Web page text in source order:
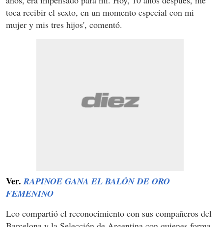
toca recibir el sexto, en un momento especial con mi
mujer y mis tres hijos', comentó.
Ver.RAPINOE GANA EL BALÓN DE ORO
FEMENINO
Leo compartió el reconocimiento con sus compañeros del